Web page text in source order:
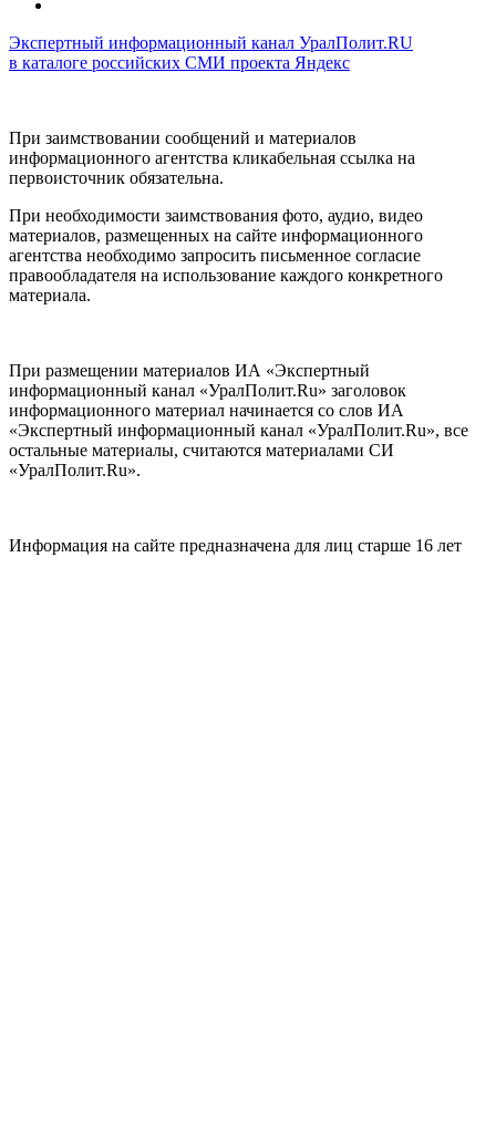
Экспертный информационный канал УралПолит.RU
в каталоге российских СМИ проекта Яндекс
При заимствовании сообщений и материалов
информационного агентства кликабельная ссылка на
первоисточник обязательна.
При необходимости заимствования фото, аудио, видео
материалов, размещенных на сайте информационного
агентства необходимо запросить письменное согласие
правообладателя на использование каждого конкретного
материала.
При размещении материалов ИА «Экспертный
информационный канал «УралПолит.Ru» заголовок
информационного материал начинается со слов ИА
«Экспертный информационный канал «УралПолит.Ru», все
остальные материалы, считаются материалами СИ
«УралПолит.Ru».
Информация на сайте предназначена для лиц старше 16 лет